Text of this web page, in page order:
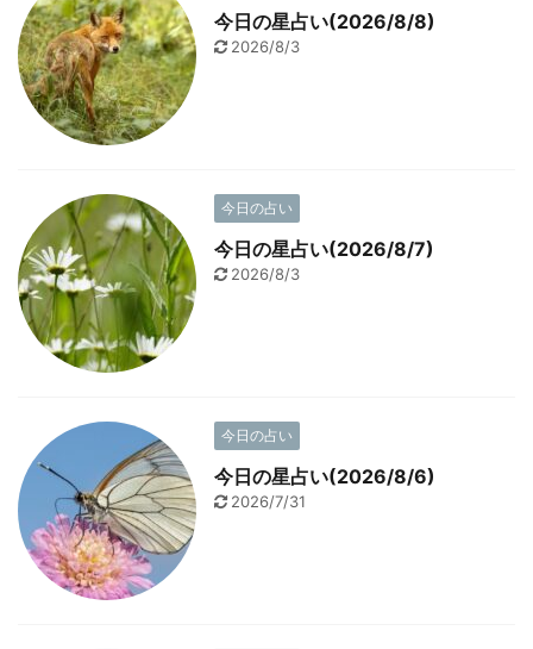
今日の星占い(2026/8/8)
2026/8/3
今日の占い
今日の星占い(2026/8/7)
2026/8/3
今日の占い
今日の星占い(2026/8/6)
2026/7/31